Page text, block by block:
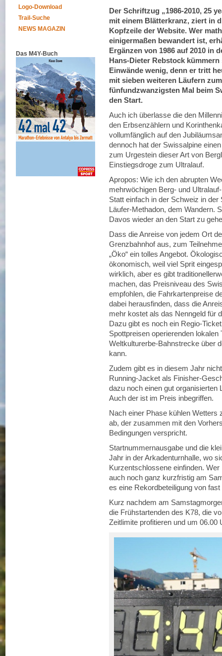
Logo-Download
Trail-Suche
NEWS MAGAZIN
Das M4Y-Buch
Der Schriftzug „1986-2010, 25
mit einem Blätterkranz, ziert in
Kopfzeile der Website. Wer
einigermaßen bewandert ist,
Ergänzen von 1986 auf 2010 in
Hans-Dieter Rebstock kümmern
Einwände wenig, denn er tritt
mit sieben weiteren Läufern zum
fünfundzwanzigsten Mal beim
den Start.
Auch ich überlasse die den
den Erbsenzählern und
vollumfänglich auf den
dennoch hat der Swissalpine
zum Urgestein dieser Art von
Einstiegsdroge zum Ultralauf.
Apropos: Wie ich den abrupten
mehrwöchigen Berg- und
Statt einfach in der Schweiz in
Läufer-Methadon, dem Wandern.
Davos wieder an den Start zu
Dass die Anreise von jedem Ort
Grenzbahnhof aus, zum
„Öko“ ein tolles Angebot.
ökonomisch, weil viel Sprit
wirklich, aber es gibt
machen, das Preisniveau des
empfohlen, die Fahrkartenpreise
dabei herausfinden, dass die
mehr kostet als das Nenngeld für
Dazu gibt es noch ein Regio-
Spottpreisen operierenden
Weltkulturerbe-Bahnstrecke über
kann.
Zudem gibt es in diesem Jahr
Running-Jacket als Finisher-
dazu noch einen gut
Auch der ist im Preis inbegriffen.
Nach einer Phase kühlen Wetters
ab, der zusammen mit den
Bedingungen verspricht.
Startnummernausgabe und die
Jahr in der Arkadenturnhalle, wo
Kurzentschlossene einfinden.
auch noch ganz kurzfristig am
es eine Rekordbeteiligung von
Kurz nachdem am
die Frühstartenden des K78, die
Zeitlimite profitieren und um